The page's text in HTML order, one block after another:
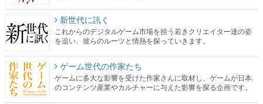
新世代に訊く
これからのデジタルゲーム市場を担う若きクリエイター達の姿
を追い、彼らのルーツと情熱を探っていきます。
ゲーム世代の作家たち
ゲームに多大な影響を受けた作家さんに取材し、ゲームが日本
のコンテンツ産業やカルチャーに与えた影響を探る企画です。